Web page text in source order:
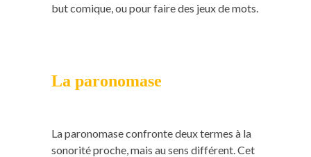
but comique, ou pour faire des jeux de mots.
La paronomase
La paronomase confronte deux termes à la
sonorité proche, mais au sens différent. Cet